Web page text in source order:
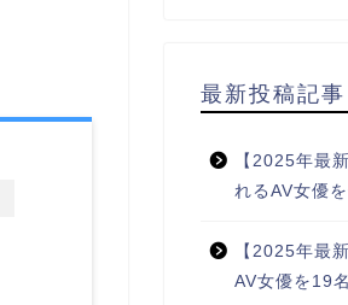
最新投稿記事
【2025年最
れるAV女優
【2025年最
AV女優を19